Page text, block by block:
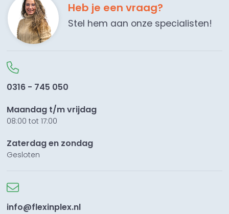
Heb je een vraag?
Stel hem aan onze specialisten!
0316 - 745 050
Maandag t/m vrijdag
08:00 tot 17:00
Zaterdag en zondag
Gesloten
info@flexinplex.nl